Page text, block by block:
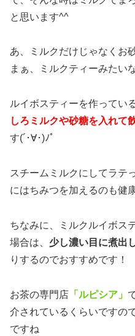
と思います^^
あ、ミルクだけじゃなくお
まぁ、ミルクティーみたい
ルイボスティーを作ってい
しろミルクや砂糖を入れて
す(´･∀･)ﾉﾟ
スチームミルクにしてラテ
にはちみつを加えるのも健
ちなみに、ミルクルイボス
場合は、 少し濃い目に煮出
りするのでおすすめです！
お茶の専門店 「ルピシア」
介されているくらいですの
ですね